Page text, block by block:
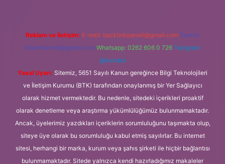
Reklam ve İletişim: E-mail: backlinkpaneli@gmail.com Teams:
forumhizmeti@gmail.com Whatsapp: 0262 606 0 726 Telegram:
@karabul
Yasal Uyarı: Sitemiz, 5651 Sayılı Kanun gereğince Bilgi Teknolojileri
ve İletişim Kurumu (BTK) tarafından onaylanmış bir Yer Sağlayıcı
olarak hizmet vermektedir. Bu nedenle, sitedeki içerikleri proaktif
olarak denetleme veya araştırma yükümlülüğümüz bulunmamaktadır.
Ancak, üyelerimiz yazdıkları içeriklerin sorumluluğunu taşımakta olup,
siteye üye olarak bu sorumluluğu kabul etmiş sayılırlar. Bu internet
sitesi, herhangi bir marka, kurum veya şahıs şirketi ile hiçbir bağlantısı
bulunmamaktadır. Sitede yalnızca kendi hazırladığımız makaleler